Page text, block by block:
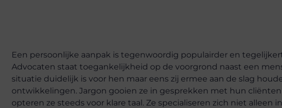
Een persoonlijke aanpak is tegenwoordig populairder en
Advocaten staat toegankelijkheid op de voorgrond naast een
situatie duidelijk is voor hen maar eens zij ermee aan de slag
ontwikkelingen. Jargon gooien ze in gesprekken met hun
opteren ze steeds voor klare taal. Ze specialiseren zich niet alleen